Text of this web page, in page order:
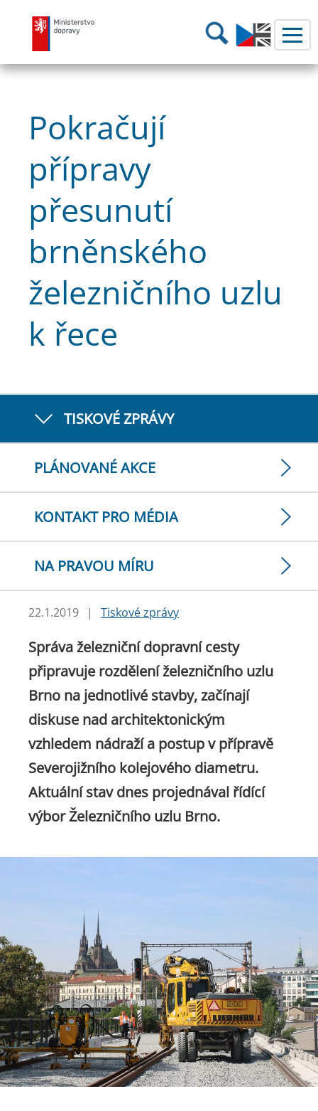
Ministerstvo dopravy Hledání
Pokračují
přípravy
přesunutí
brněnského
železničního uzlu
k řece
TISKOVÉ ZPRÁVY
PLÁNOVANÉ AKCE
KONTAKT PRO MÉDIA
NA PRAVOU MÍRU
22.1.2019 | Tiskové zprávy
Správa železniční dopravní cesty
připravuje rozdělení železničního uzlu
Brno na jednotlivé stavby, začínají
diskuse nad architektonickým
vzhledem nádraží a postup v přípravě
Severojižního kolejového diametru.
Aktuální stav dnes projednával řídící
výbor Železničního uzlu Brno.